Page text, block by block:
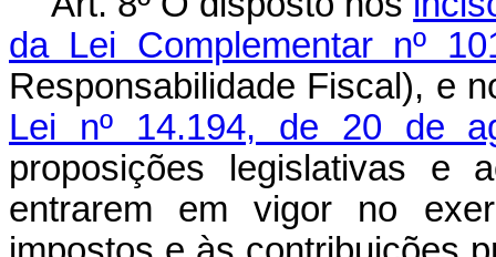
da Lei Complementar nº
Responsabilidade Fiscal), e
Lei nº 14.194, de 20 de
proposições legislativas e
entrarem em vigor no